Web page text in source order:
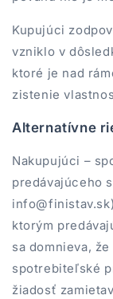
Kupujúci
vzniklo v
ktoré je nad
zistenie
Alternatívne
Nakupujúci –
predávajúceho
ktorým
sa domnieva,
spotrebiteľské
žiadosť